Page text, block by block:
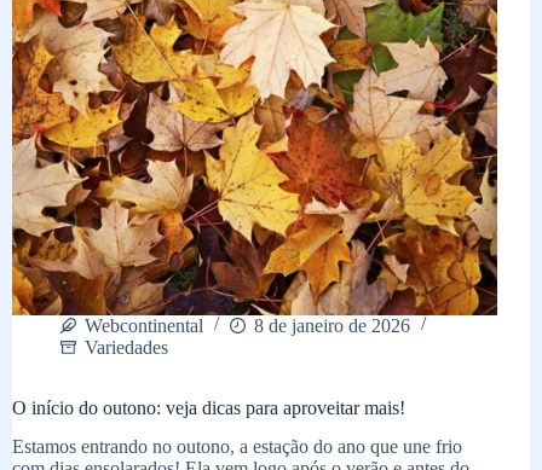
Webcontinental
8 de janeiro de 2026
Variedades
O início do outono: veja dicas para aproveitar mais!
Estamos entrando no outono, a estação do ano que une frio